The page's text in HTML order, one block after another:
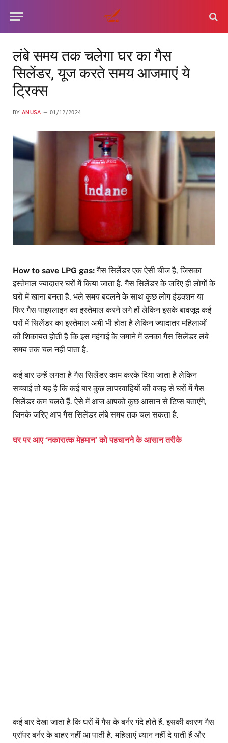
लंबे समय तक चलेगा घर का गैस
सिलेंडर, यूज करते समय आजमाएं ये
ट्रिक्स
BY ANUSA 01/12/2024
How to save LPG gas:गैस सिलेंडर एक ऐसी चीज है, जिसका
इस्तेमाल ज्यादातर घरों में किया जाता है. गैस सिलेंडर के जरिए ही लोगों के
घरों में खाना बनता है. भले समय बदलने के साथ कुछ लोग इंडक्शन या
फिर गैस पाइपलाइन का इस्तेमाल करने लगे हों लेकिन इसके बावजूद कई
घरों में सिलेंडर का इस्तेमाल अभी भी होता है लेकिन ज्यादातर महिलाओं
की शिकायत होती है कि इस महंगाई के जमाने में उनका गैस सिलेंडर लंबे
समय तक चल नहीं पाता है.
कई बार उन्हें लगता है गैस सिलेंडर काम करके दिया जाता है लेकिन
सच्चाई तो यह है कि कई बार कुछ लापरवाहियों की वजह से घरों में गैस
सिलेंडर कम चलते हैं. ऐसे में आज आपको कुछ आसान से टिप्स बताएंगे,
जिनके जरिए आप गैस सिलेंडर लंबे समय तक चल सकता है.
घर पर आए ‘नकारात्क मेहमान’ को पहचानने के आसान तरीके
कई बार देखा जाता है कि घरों में गैस के बर्नर गंदे होते हैं. इसकी कारण गैस
प्रॉपर बर्नर के बाहर नहीं आ पाती है. महिलाएं ध्यान नहीं दे पाती हैं और